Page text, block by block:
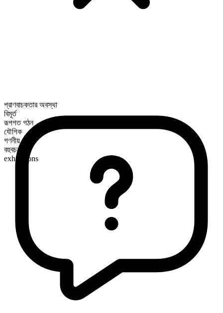
প্রাণবাচকতার অবস্থা
বিমূর্ত
রূপগত গঠন
যৌগিক
গণনীয়
বহুবচন রূপ
exhibitions